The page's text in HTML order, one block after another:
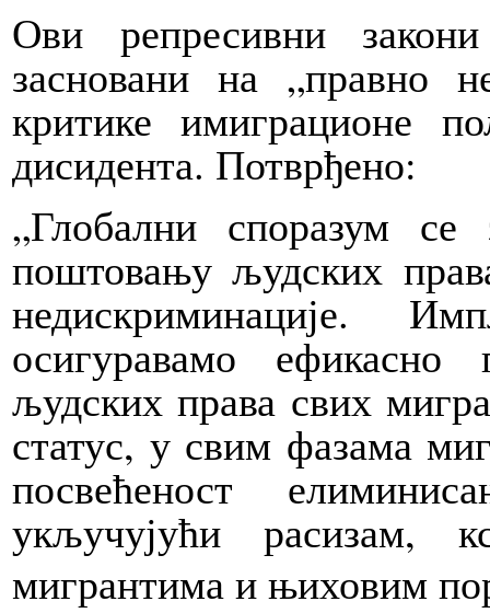
Ови репресивни
засновани на „правно
критике имиграционе
дисидента. Потврђено:
„Глобални споразум
поштовању људских
недискриминације.
осигуравамо
људских права свих
статус, у свим фазама
посвећеност
укључујући расизам,
мигрантима и њиховим